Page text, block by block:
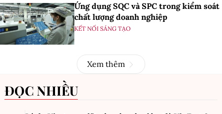
Ứng dụng SQC và SPC trong kiểm soát
chất lượng doanh nghiệp
KẾT NỐI SÁNG TẠO
Xem thêm
ĐỌC NHIỀU